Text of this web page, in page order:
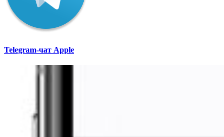
Telegram-чат Apple